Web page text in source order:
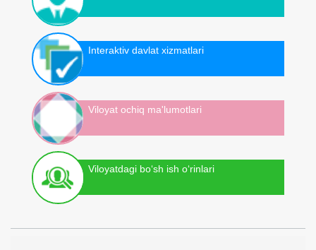
Interaktiv davlat xizmatlari
Viloyat ochiq ma'lumotlari
Viloyatdagi bo‘sh ish o‘rinlari